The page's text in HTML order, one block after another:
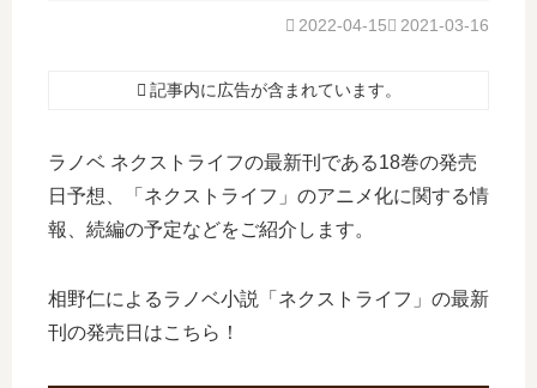
2021-03-16
2022-04-15
記事内に広告が含まれています。
ラノベ ネクストライフの最新刊である18巻の発売
日予想、「ネクストライフ」のアニメ化に関する情
報、続編の予定などをご紹介します。
相野仁によるラノベ小説「ネクストライフ」の最新
刊の発売日はこちら！